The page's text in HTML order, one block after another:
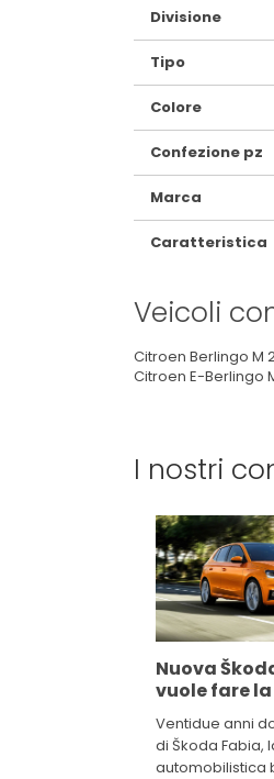
Divisione
Tipo
Colore
Confezione pz
Marca
Caratteristica
Veicoli
Citroen Berlingo M
Citroen E-Berlingo
I nostri
Nuova
vuole fare
Ventidue anni
di Škoda Fabia,
automobilistica